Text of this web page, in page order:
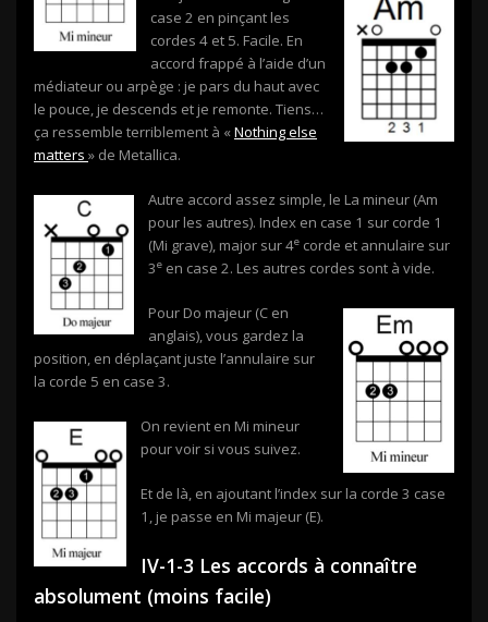
case 2 en pinçant les
cordes 4 et 5. Facile. En
accord frappé à l’aide d’un
médiateur ou arpège : je pars du haut avec
le pouce, je descends et je remonte. Tiens…
ça ressemble terriblement à «Nothing else
matters » de Metallica.
Autre accord assez simple, le La mineur (Am
pour les autres). Index en case 1 sur corde 1
(Mi grave), major sur 4e corde et annulaire sur
3e en case 2. Les autres cordes sont à vide.
Pour Do majeur (C en
anglais), vous gardez la
position, en déplaçant juste l’annulaire sur
la corde 5 en case 3.
On revient en Mi mineur
pour voir si vous suivez.
Et de là, en ajoutant l’index sur la corde 3 case
1, je passe en Mi majeur (E).
IV-1-3 Les accords à connaître
absolument (moins facile)